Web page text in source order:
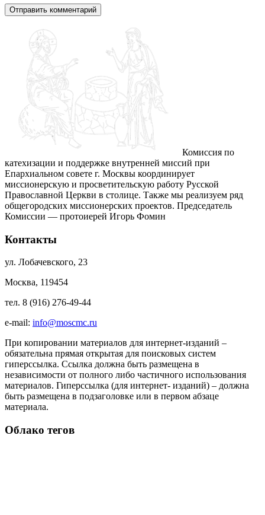
Комиссия по
катехизации и поддержке внутренней миссий при
Епархиальном совете г. Москвы координирует
миссионерскую и просветительскую работу Русской
Православной Церкви в столице. Также мы реализуем ряд
общегородских миссионерских проектов. Председатель
Комиссии — протоиерей Игорь Фомин
Контакты
ул. Лобачевского, 23
Москва, 119454
тел. 8 (916) 276-49-44
e-mail: info@moscmc.ru
При копировании материалов для интернет-изданий –
обязательна прямая открытая для поисковых систем
гиперссылка. Ссылка должна быть размещена в
независимости от полного либо частичного использования
материалов. Гиперссылка (для интернет- изданий) – должна
быть размещена в подзаголовке или в первом абзаце
материала.
Облако тегов